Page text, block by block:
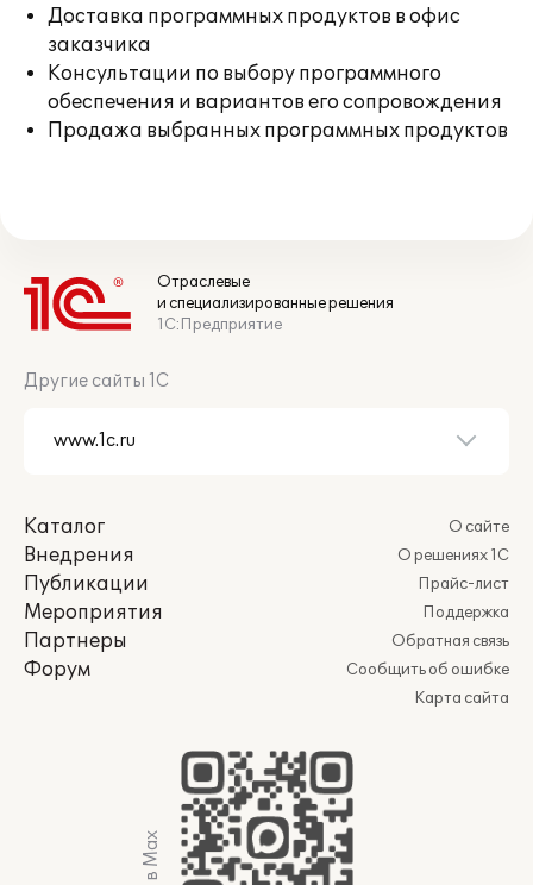
Доставка программных продуктов в офис
заказчика
Консультации по выбору программного
обеспечения и вариантов его сопровождения
Продажа выбранных программных продуктов
Отраслевые
и специализированные решения
1С:Предприятие
Другие сайты 1С
Каталог
Внедрения
Публикации
Мероприятия
Партнеры
Форум
О сайте
О решениях 1С
Прайс-лист
Поддержка
Обратная связь
Сообщить об ошибке
Карта сайта